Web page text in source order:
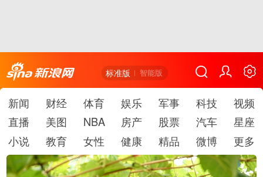
标准版 智能版
新闻 财经 体育 娱乐 军事 科技
视频
直播
美图 NBA 房产 股票 汽车
星座
小说
教育 女性 健康 精品 微博 更多